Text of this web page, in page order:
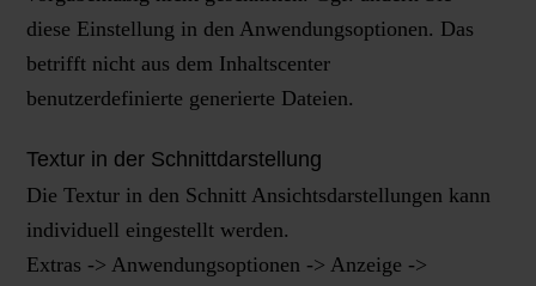
diese Einstellung in den Anwendungsoptionen. Das
betrifft nicht aus dem Inhaltscenter
benutzerdefinierte generierte Dateien.
Textur in der Schnittdarstellung
Die Textur in den Schnitt Ansichtsdarstellungen kann
individuell eingestellt werden.
Extras -> Anwendungsoptionen -> Anzeige ->